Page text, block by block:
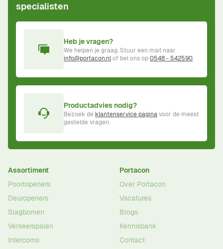
specialisten
Heb je vragen?
We helpen je graag. Stuur een mail naar
info@portacon.nlof bel ons op0548 - 542590.
Productadvies nodig?
Bezoek de klantenservice paginavoor de meest
gestelde vragen.
Assortiment
Poortopeners
Deuropeners
Slagbomen
Verkeerspalen
Intercoms
Portacon
Over Portacon
Vacatures
Blogs
Kennisbank
Contact